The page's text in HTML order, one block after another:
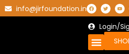
info@jirfoundation.in
Login/